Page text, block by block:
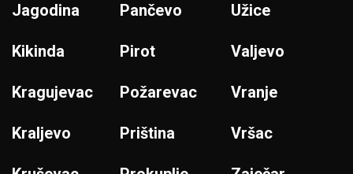
Jagodina
Kikinda
Kragujevac
Kraljevo
Pančevo
Pirot
Požarevac
Priština
Užice
Valjevo
Vranje
Vršac